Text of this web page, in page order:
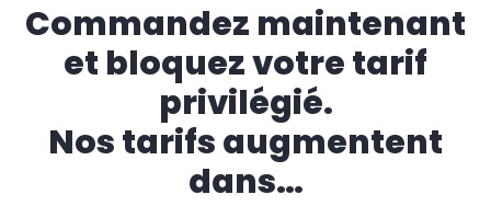
Commandez maintenant
et bloquez votre tarif
privilégié.
Nos tarifs augmentent
dans…